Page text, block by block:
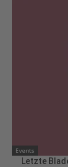
Events
Letzte